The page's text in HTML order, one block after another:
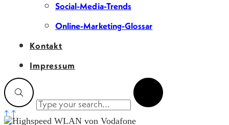
Social-Media-Trends
Online-Marketing-Glossar
Kontakt
Impressum